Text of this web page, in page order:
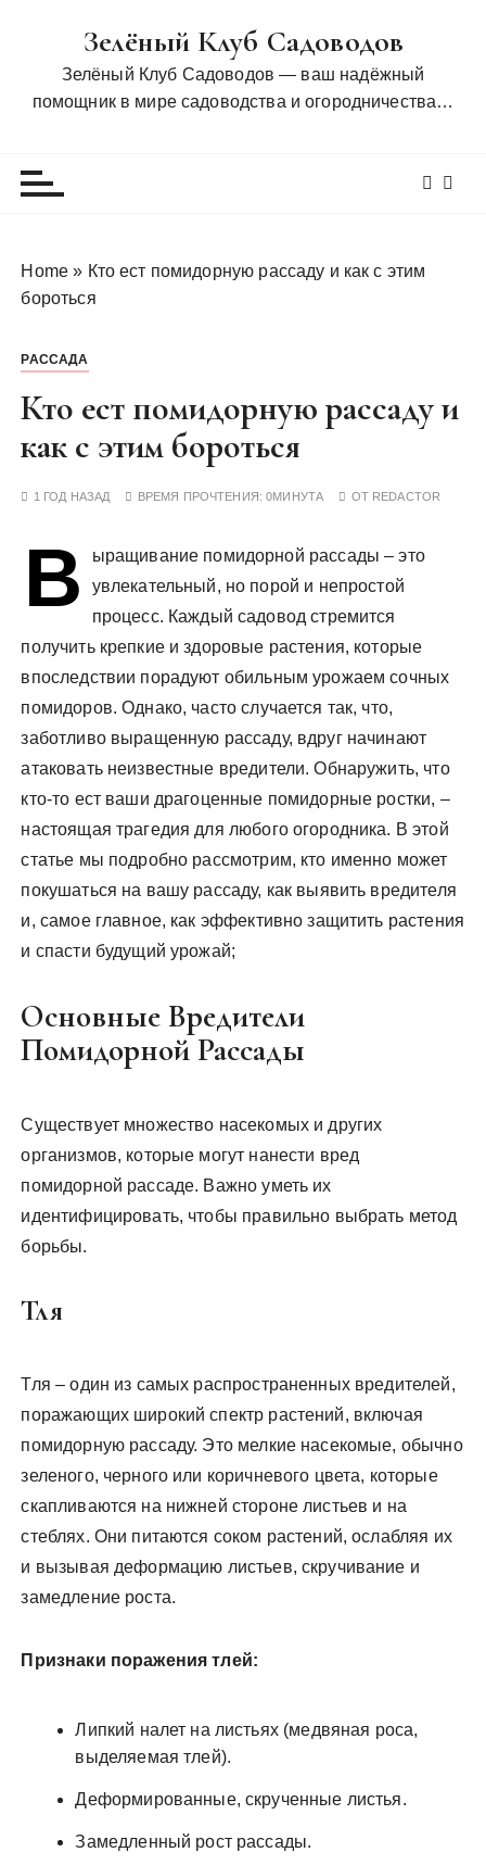
Зелёный Клуб Садоводов
Зелёный Клуб Садоводов — ваш надёжный
помощник в мире садоводства и огородничества…
Home » Кто ест помидорную рассаду и как с этим
бороться
РАССАДА
Кто ест помидорную рассаду и
как с этим бороться
1 ГОД НАЗАД ВРЕМЯ ПРОЧТЕНИЯ:0МИНУТА ОТ REDACTOR
В
ыращивание помидорной рассады – это
увлекательный, но порой и непростой
процесс. Каждый садовод стремится
получить крепкие и здоровые растения, которые
впоследствии порадуют обильным урожаем сочных
помидоров. Однако, часто случается так, что,
заботливо выращенную рассаду, вдруг начинают
атаковать неизвестные вредители. Обнаружить, что
кто-то ест ваши драгоценные помидорные ростки, –
настоящая трагедия для любого огородника. В этой
статье мы подробно рассмотрим, кто именно может
покушаться на вашу рассаду, как выявить вредителя
и, самое главное, как эффективно защитить растения
и спасти будущий урожай;
Основные Вредители
Помидорной Рассады
Существует множество насекомых и других
организмов, которые могут нанести вред
помидорной рассаде. Важно уметь их
идентифицировать, чтобы правильно выбрать метод
борьбы.
Тля
Тля – один из самых распространенных вредителей,
поражающих широкий спектр растений, включая
помидорную рассаду. Это мелкие насекомые, обычно
зеленого, черного или коричневого цвета, которые
скапливаются на нижней стороне листьев и на
стеблях. Они питаются соком растений, ослабляя их
и вызывая деформацию листьев, скручивание и
замедление роста.
Признаки поражения тлей:
Липкий налет на листьях (медвяная роса,
выделяемая тлей).
Деформированные, скрученные листья.
Замедленный рост рассады.